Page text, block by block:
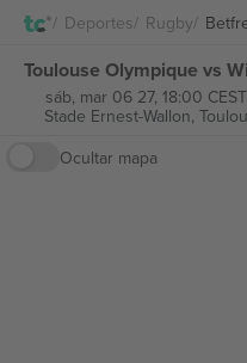
Deportes Rugby
sáb, mar 06 27, 18:00 CEST
Stade Ernest-Wallon,
Ocultar mapa